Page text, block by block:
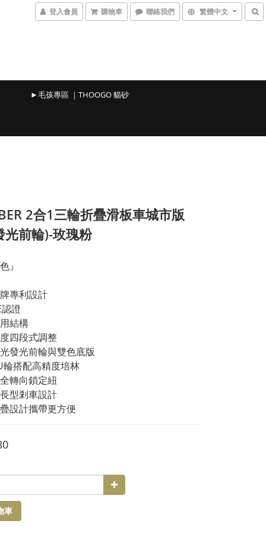
登入會員 購物車 聯絡我們 繁體中文
►毛孩專區 ｜THOOGO 貓砂
2合1三輪折疊滑板車城市版
光前輪)-玫瑰粉
』
專利設計
證
結構
四段式調整
發光前輪與雙色底版
搭配高精度培林
轉向鎖定紐
型剎車設計
設計攜帶更方便
車